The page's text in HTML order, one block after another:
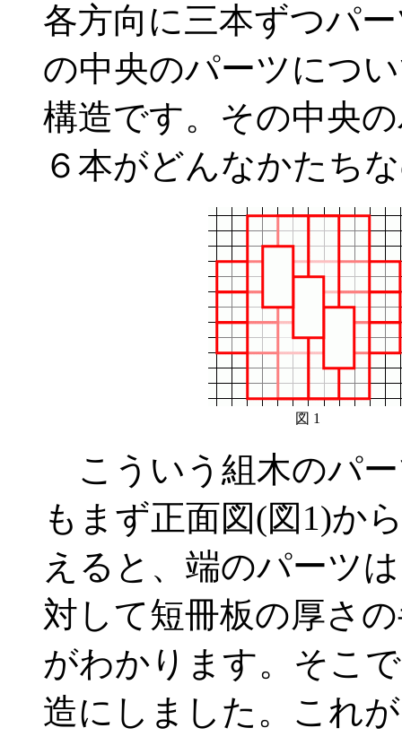
各方向に三本ずつパ
の中央のパーツにつ
構造です。その中央
６本がどんなかたち
図 1
こういう組木のパ
もまず正面図(図1)か
えると、端のパーツ
対して短冊板の厚さ
がわかります。そこ
造にしました。これ